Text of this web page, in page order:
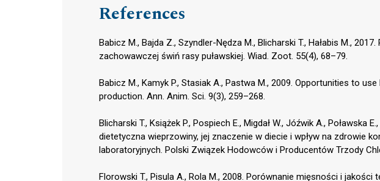
References
Babicz M., Bajda Z., Szyndler-Nędza M., Blicharski T., Hałabis M.,
zachowawczej świń rasy puławskiej. Wiad. Zoot. 55(4), 68–79.
Babicz M., Kamyk P., Stasiak A., Pastwa M., 2009. Opportunities to
production. Ann. Anim. Sci. 9(3), 259–268.
Blicharski T., Książek P., Pospiech E., Migdał W., Jóźwik A., Poławska
dietetyczna wieprzowiny, jej znaczenie w diecie i wpływ na zdrowie
laboratoryjnych. Polski Związek Hodowców i Producentów Trzody
Florowski T., Pisula A., Rola M., 2008. Porównanie mięsności i